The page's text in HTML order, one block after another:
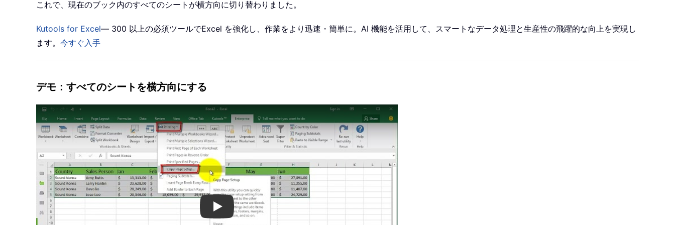
これで、現在のブック内のすべてのシートが横方向に切り替わりました。
Kutools for Excel— 300 以上の必須ツールでExcel を強化し、作業をより迅速・簡単に。AI 機能を活用して、スマートなデータ処理と生産性の飛躍的な向上を実現し
ます。 今すぐ入手
デモ：すべてのシートを横方向にする
Play